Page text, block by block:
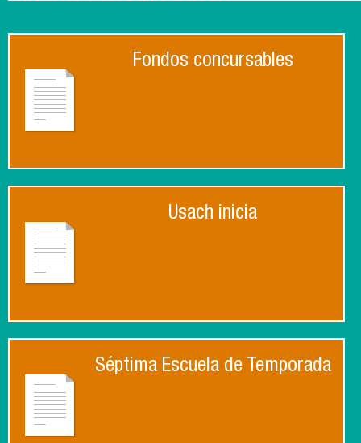
Fondos concursables
Usach inicia
Séptima Escuela de Temporada